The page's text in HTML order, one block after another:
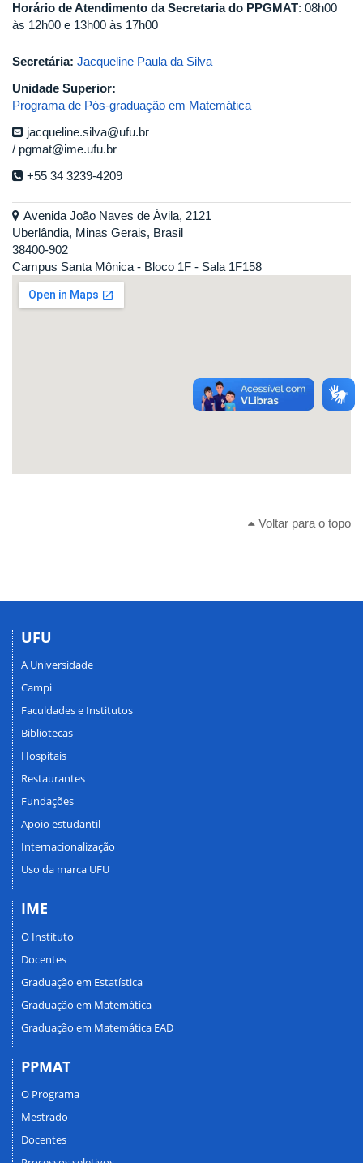
Horário de Atendimento da Secretaria do PPGMAT: 08h00
às 12h00 e 13h00 às 17h00
Secretária: Jacqueline Paula da Silva
Unidade Superior:
Programa de Pós-graduação em Matemática
jacqueline.silva@ufu.br
pgmat@ime.ufu.br
+55 34 3239-4209
Avenida João Naves de Ávila, 2121
Uberlândia, Minas Gerais, Brasil
38400-902
Campus Santa Mônica - Bloco 1F - Sala 1F158
Voltar para o topo
UFU
A Universidade
Campi
Faculdades e Institutos
Bibliotecas
Hospitais
Restaurantes
Fundações
Apoio estudantil
Internacionalização
Uso da marca UFU
IME
O Instituto
Docentes
Graduação em Estatística
Graduação em Matemática
Graduação em Matemática EAD
PPMAT
O Programa
Mestrado
Docentes